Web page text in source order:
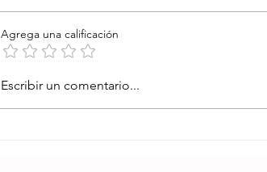
SE JUNTARON
LOS GARCÍA
Agrega una calificación
Escribir un comentario...